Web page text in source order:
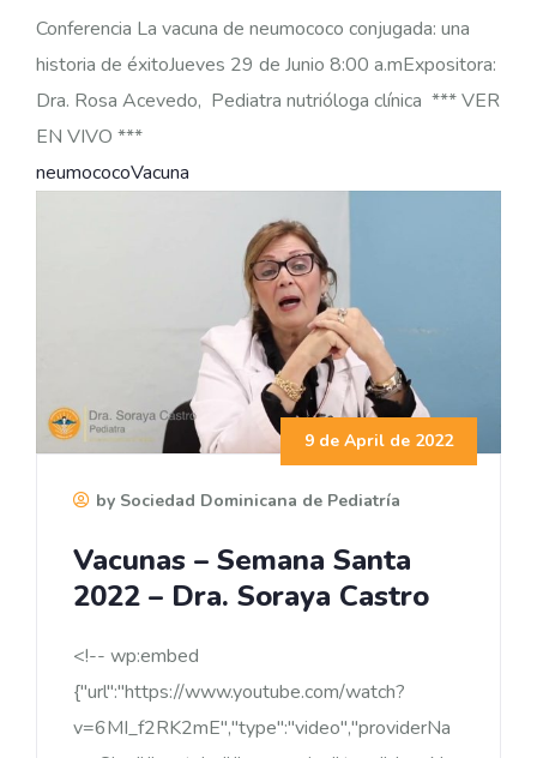
Conferencia La vacuna de neumococo conjugada: una
historia de éxitoJueves 29 de Junio 8:00 a.mExpositora:
Dra. Rosa Acevedo, Pediatra nutrióloga clínica *** VER
EN VIVO ***
neumococoVacuna
9 de April de 2022
by Sociedad Dominicana de Pediatría
Vacunas – Semana Santa
2022 – Dra. Soraya Castro
<!-- wp:embed
{"url":"https://www.youtube.com/watch?
v=6MI_f2RK2mE","type":"video","providerNa